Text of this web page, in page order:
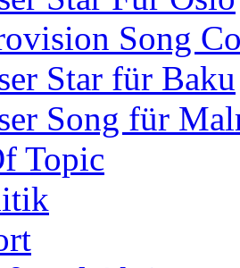
Song
Star für Baku
Song für
Topic